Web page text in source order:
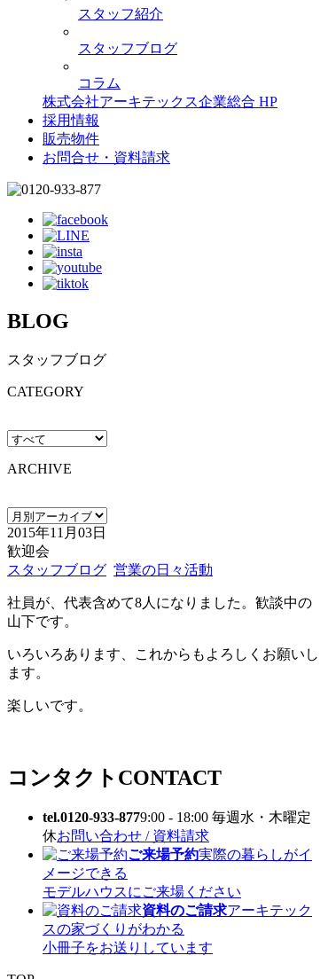
スタッフ紹介
スタッフブログ
コラム
株式会社アーキテックス企業総合 HP
採用情報
販売物件
お問合せ・資料請求
BLOG
スタッフブログ
CATEGORY
ARCHIVE
2015年11月03日
歓迎会
スタッフブログ 営業の日々活動
社員が、代表含めて8人になりました。歓談中の
山下です。
いろいろあります、これからもよろしくお願いし
ます。
楽しいです。
コンタクト CONTACT
tel.0120-933-8779:00 - 18:00 毎週水・木曜定
休お問い合わせ / 資料請求
ご来場予約実際の暮らしがイ
メージできる
モデルハウスにご来場ください
資料のご請求アーキテック
スの家づくりがわかる
小冊子をお送りしています